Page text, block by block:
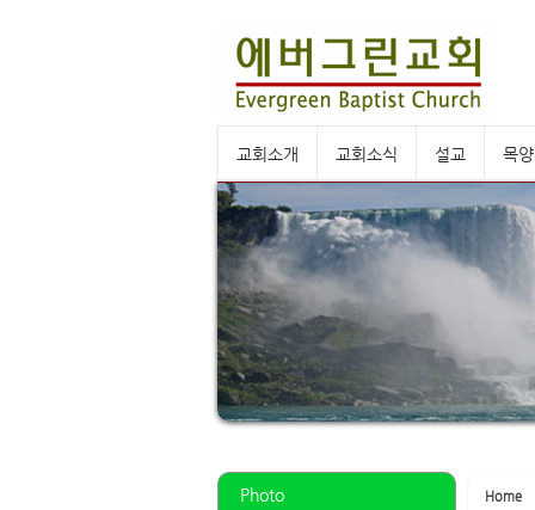
교회소개 교회소식 설교 목
Photo Home
Sketchbook5, 스케치북5
Sketchbook5, 스케치북5
Sketchbook5, 스케치북5
Sketchbook5, 스케치북5